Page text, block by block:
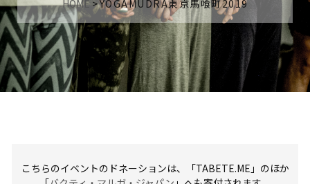
HOME >YOGAMUDRA東京馬喰町2019
こちらのイベントのドネーションは、「TABETE.ME」のほか